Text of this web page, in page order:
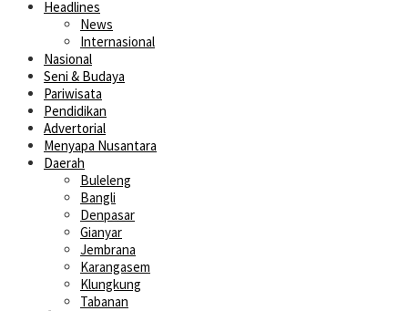
Headlines
News
Internasional
Nasional
Seni & Budaya
Pariwisata
Pendidikan
Advertorial
Menyapa Nusantara
Daerah
Buleleng
Bangli
Denpasar
Gianyar
Jembrana
Karangasem
Klungkung
Tabanan